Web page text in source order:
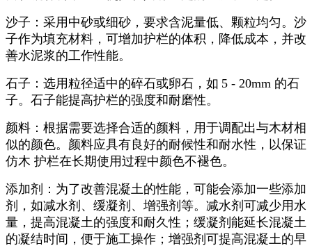
沙子：采用中砂或细砂，要求含泥量低、颗粒均匀。沙
子作为填充材料，可增加护栏的体积，降低成本，并改
善水泥浆的工作性能。
石子：选用粒径适中的碎石或卵石，如 5 - 20mm 的石
子。石子能提高护栏的强度和耐磨性。
颜料：根据需要选择合适的颜料，用于调配出与木材相
似的颜色。颜料应具有良好的耐候性和耐水性，以保证
仿木 护栏在长期使用过程中颜色不褪色。
添加剂：为了改善混凝土的性能，可能会添加一些添加
剂，如减水剂、缓凝剂、增强剂等。减水剂可减少用水
量，提高混凝土的强度和耐久性；缓凝剂能延长混凝土
的凝结时间，便于施工操作；增强剂可提高混凝土的早